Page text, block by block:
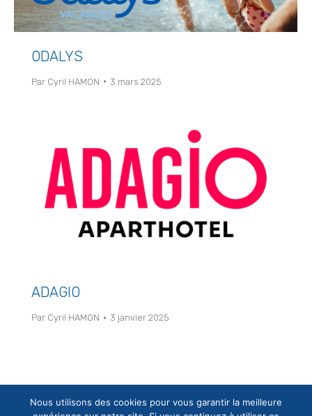
ODALYS
Par Cyril HAMON 3 mars 2025
ADAGIO
Par Cyril HAMON 3 janvier 2025
Nous utilisons des cookies pour vous garantir la meilleure